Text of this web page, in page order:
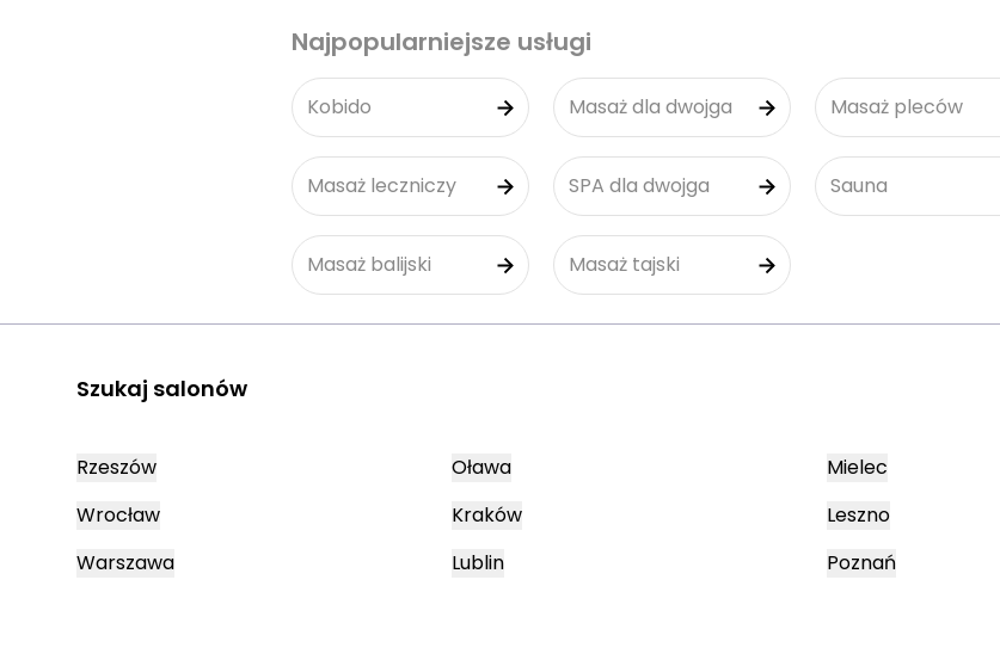
Najpopularniejsze usługi
Kobido Masaż dla dwojga Masaż pleców
Masaż leczniczy SPA dla dwojga Sauna
Masaż balijski Masaż tajski
Szukaj salonów
Rzeszów
Wrocław
Warszawa
Oława
Kraków
Lublin
Mielec
Leszno
Poznań